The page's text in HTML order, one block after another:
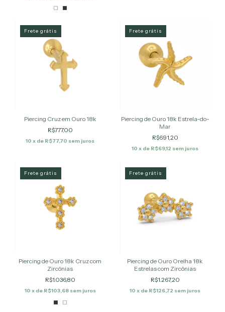
Frete grátis
Piercing Cruz em Ouro 18k
R$777,00
10 x de R$77,70 sem juros
Frete grátis
Piercing de Ouro 18k Estrela-do-
Mar
R$691,20
10 x de R$69,12 sem juros
Frete grátis
Piercing de Ouro 18k Cruz com
Zircônias
R$1.036,80
10 x de R$103,68 sem juros
Frete grátis
Piercing de Ouro Orelha 18k
Estrelas com Zircônias
R$1.267,20
10 x de R$126,72 sem juros